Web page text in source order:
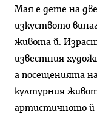
Мая е дете на
изкуството
живота й.
известния
а посещенията
културния
артистичното й